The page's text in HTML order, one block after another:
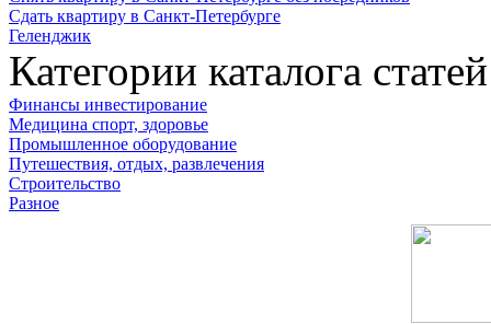
Сдать квартиру в Санкт-Петербурге
Геленджик
Категории каталога статей
Финансы инвестирование
Медицина спорт, здоровье
Промышленное оборудование
Путешествия, отдых, развлечения
Строительство
Разное